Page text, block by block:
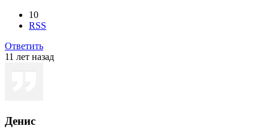
10
RSS
Ответить
11 лет назад
Денис